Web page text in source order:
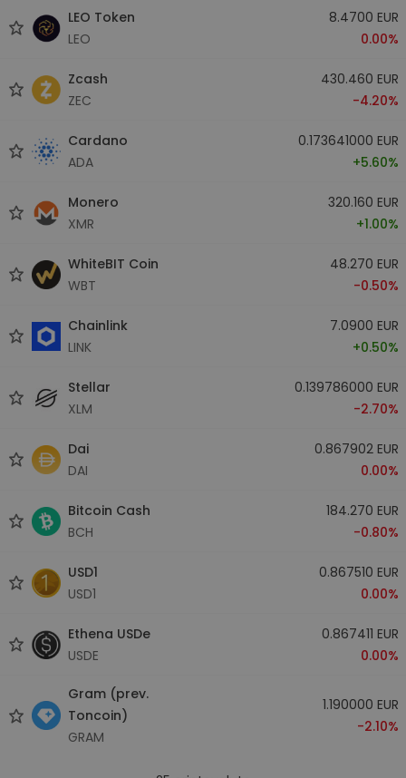
LEO Token
LEO
8.4700 EUR
0.00%
Zcash
ZEC
430.460 EUR
-4.20%
Cardano
ADA
0.173641000 EUR
+5.60%
Monero
XMR
320.160 EUR
+1.00%
WhiteBIT Coin
WBT
48.270 EUR
-0.50%
Chainlink
LINK
7.0900 EUR
+0.50%
Stellar
XLM
0.139786000 EUR
-2.70%
Dai
DAI
0.867902 EUR
0.00%
Bitcoin Cash
BCH
184.270 EUR
-0.80%
USD1
USD1
0.867510 EUR
0.00%
Ethena USDe
USDE
0.867411 EUR
0.00%
Gram (prev.
Toncoin)
GRAM
1.190000 EUR
-2.10%